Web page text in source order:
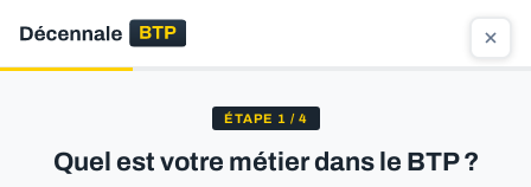
ÉTAPE 1 / 4
Quel est votre métier dans le BTP ?